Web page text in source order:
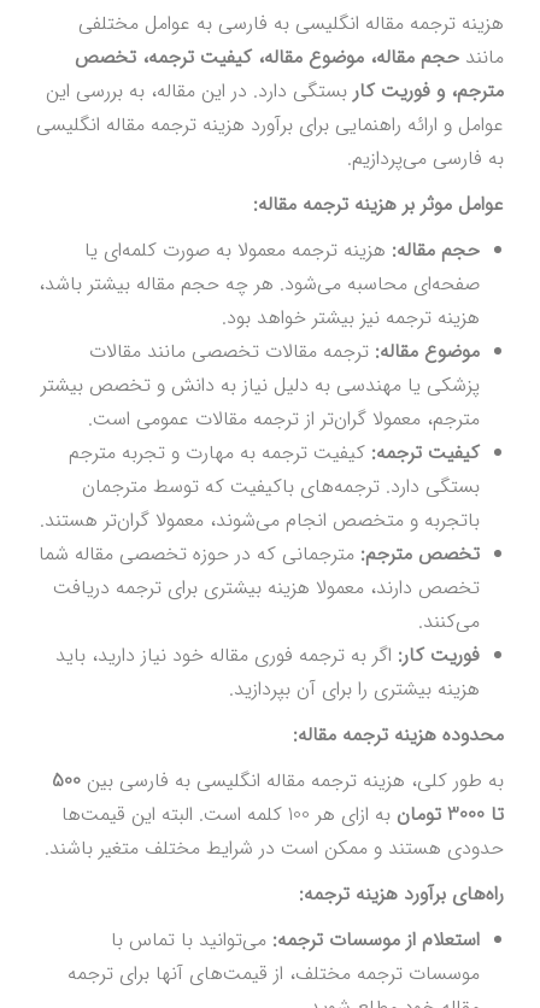
هزینه ترجمه مقاله انگلیسی به فارسی به عوامل مختلفی
مانند حجم مقاله، موضوع مقاله، کیفیت ترجمه، تخصص
مترجم، و فوریت کار بستگی دارد. در این مقاله، به بررسی این
عوامل و ارائه راهنمایی برای برآورد هزینه ترجمه مقاله انگلیسی
به فارسی می‌پردازیم.
عوامل موثر بر هزینه ترجمه مقاله:
حجم مقاله: هزینه ترجمه معمولا به صورت کلمه‌ای یا
صفحه‌ای محاسبه می‌شود. هر چه حجم مقاله بیشتر باشد،
هزینه ترجمه نیز بیشتر خواهد بود.
موضوع مقاله: ترجمه مقالات تخصصی مانند مقالات
پزشکی یا مهندسی به دلیل نیاز به دانش و تخصص بیشتر
مترجم، معمولا گران‌تر از ترجمه مقالات عمومی است.
کیفیت ترجمه: کیفیت ترجمه به مهارت و تجربه مترجم
بستگی دارد. ترجمه‌های باکیفیت که توسط مترجمان
باتجربه و متخصص انجام می‌شوند، معمولا گران‌تر هستند.
تخصص مترجم: مترجمانی که در حوزه تخصصی مقاله شما
تخصص دارند، معمولا هزینه بیشتری برای ترجمه دریافت
می‌کنند.
فوریت کار: اگر به ترجمه فوری مقاله خود نیاز دارید، باید
هزینه بیشتری را برای آن بپردازید.
محدوده هزینه ترجمه مقاله:
به طور کلی، هزینه ترجمه مقاله انگلیسی به فارسی بین 500
تا 3000 تومان
به ازای هر 100 کلمه است. البته این قیمت‌ها
حدودی هستند و ممکن است در شرایط مختلف متغیر باشند.
راه‌های برآورد هزینه ترجمه:
استعلام از موسسات ترجمه: می‌توانید با تماس با
موسسات ترجمه مختلف، از قیمت‌های آنها برای ترجمه